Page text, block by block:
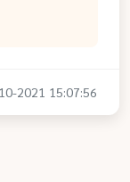
2021 15:07:56